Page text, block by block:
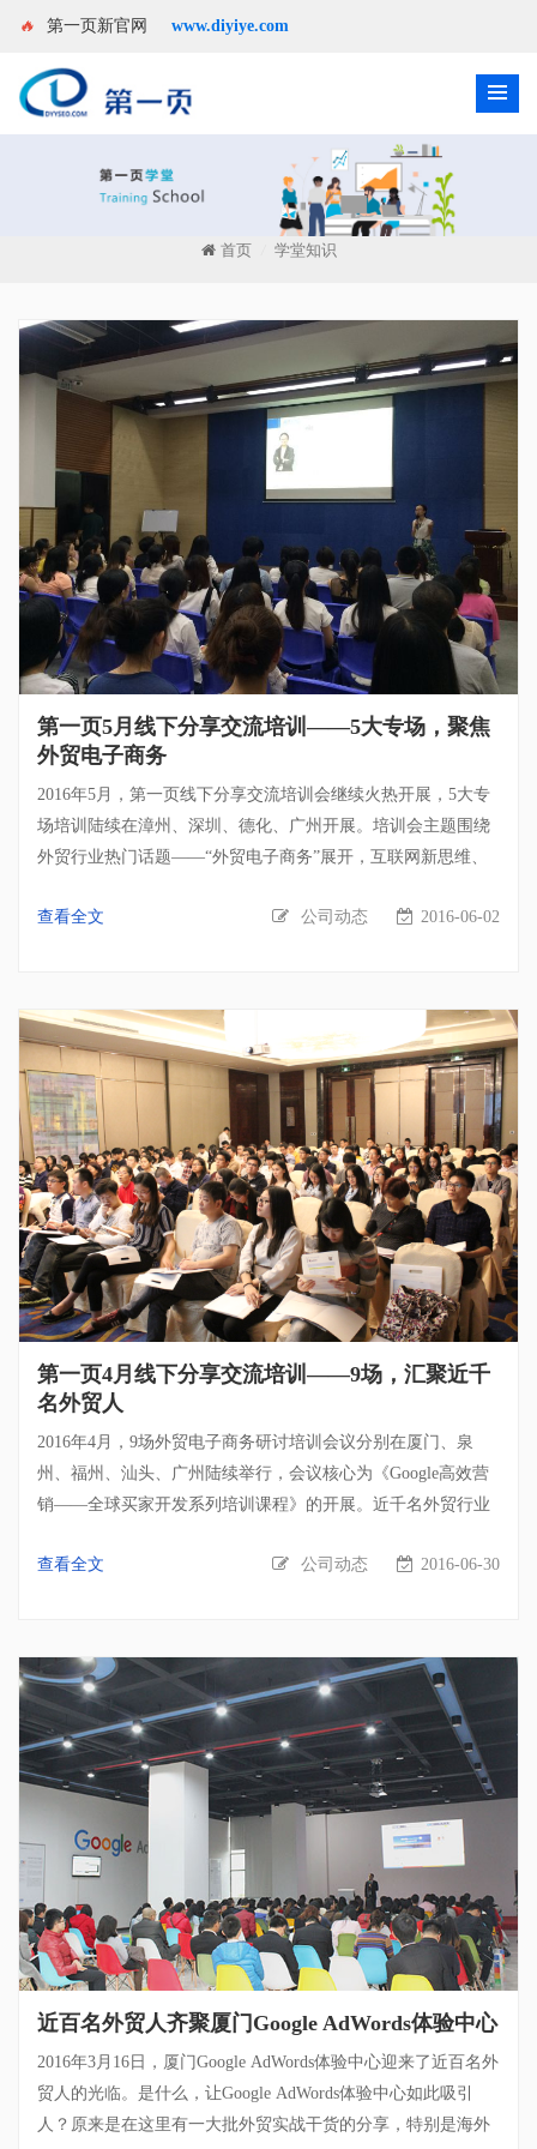
🔥 第一页新官网 www.diyiye.com
首页 学堂知识
第一页5月线下分享交流培训——5大专场，聚焦
外贸电子商务
2016年5月，第一页线下分享交流培训会继续火热开展，5大专
场培训陆续在漳州、深圳、德化、广州开展。培训会主题围绕
外贸行业热门话题——“外贸电子商务”展开，互联网新思维、
核心内容。在这个特别的5月，第一页外贸电子商务培训会走进
会预告： 时间 地点 参会预约咨询 2016年6月3日 福州
18206067704（郑经理） 2016年6月14、15日 广州
15013005566(李经理) 2016年6月15日 厦门 400-661-8788 2016年
6月15日 汕头 18659772068（杨经理） 2016年6月16日 深圳
15889641140(黄经理) 2016年6月17日 漳州 15160077051（吕经
理） 更多沙龙培训会（待定），参会预约咨询：400-661-8788
【精彩回顾】5月份第一页培训会概览： 2016年5月5 日——漳
州专场 外贸电子商务研讨培训会（漳州专场）在漳州万达嘉华
酒店举行，由第一页营销总监曾辉先生担任培训讲师。 2016年
5月12日——“漳州芒果帮”专场 利用Google开发客户主题培训
会“漳州芒果帮”专场，由第一页市场副总监杨扬担任培训讲
圳圣廷苑酒店举行，由第一页总经理孙荣耀先生担任培训讲
师。 2016年5月18日——德化电子商务创业园专场 Google开发
海外客户主题培训会走进中国瓷都·德化电子商务创业园。由第
一页市场副总监杨扬担任讲师。 2016年5月19日——广州专场
外贸企业互联网营销主题研讨会(广州专场)在广州中心皇冠假
查看全文 公司动态 2016-06-02
第一页4月线下分享交流培训——9场，汇聚近千
名外贸人
2016年4月，9场外贸电子商务研讨培训会议分别在厦门、泉
州、福州、汕头、广州陆续举行，会议核心为《Google高效营
销——全球买家开发系列培训课程》的开展。近千名外贸行业
享交流行业经验。内容涵盖了外贸互联网新思维运用、Google
Google AdWords体验中心专场 Google AdWords体验中心专场
《数字营销，Google AdWords实操培训》。由第一页技术总监
戴永担任讲师。 2016年4月7日——泉州专场 《数字营销，
Google AdWords实操培训》在泉州万达文化酒店举办。由第一
页技术总监戴永担任讲师。 2016年4月8日——福州企业专场 第
一页外贸电子商务研讨培训会议走进福州北半球服装有限公
司。由第一页营销总监曾辉以及第一页技术总监戴永担任讲
师，分享内容包括外贸互联网新思维运用，Google数字营销思
维与方法。 2016年4月8日，泉州专场 《Google大数据开发海外
买家》泉州外贸圈企业专场培训，由第一页高级经理杨扬担任
讲师。 2016年4月12日——厦门企业专场 《洞察买家思维与“蜘
第一页运营总监丁娟担任讲师。 2016年4月13日——泉州专场
《洞察买家思维与“蜘蛛”思维的网站内容营销》泉州万达文化
酒店专场分享会。由第一页运营总监丁娟担任讲师。 2016年4
月13日——汕头专场 第一页外贸电子商务研讨培训会议首次走
查看全文 公司动态 2016-06-30
近百名外贸人齐聚厦门Google AdWords体验中心
2016年3月16日，厦门Google AdWords体验中心迎来了近百名外
贸人的光临。是什么，让Google AdWords体验中心如此吸引
人？原来是在这里有一大批外贸实战干货的分享，特别是海外